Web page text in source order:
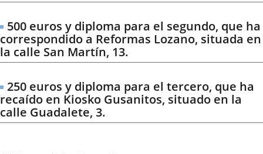
500 euros y diploma para el segundo, que ha
correspondido a Reformas Lozano, situada en
la calle San Martín, 13.
250 euros y diploma para el tercero, que ha
recaído en Kiosko Gusanitos, situado en la
calle Guadalete, 3.